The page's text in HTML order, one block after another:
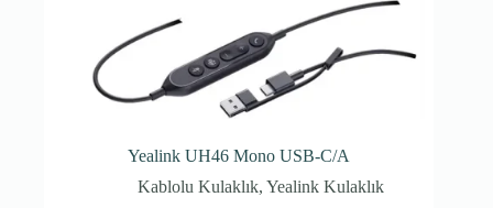
Yealink UH46 Mono USB-C/A
Kablolu Kulaklık,Yealink Kulaklık